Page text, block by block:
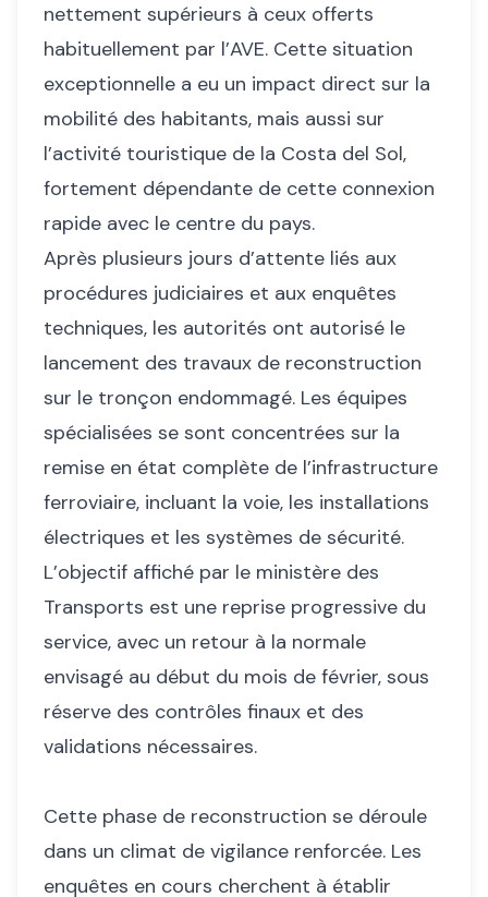
nettement supérieurs à ceux offerts
habituellement par l’AVE. Cette situation
exceptionnelle a eu un impact direct sur la
mobilité des habitants, mais aussi sur
l’activité touristique de la Costa del Sol,
fortement dépendante de cette connexion
rapide avec le centre du pays.
Après plusieurs jours d’attente liés aux
procédures judiciaires et aux enquêtes
techniques, les autorités ont autorisé le
lancement des travaux de reconstruction
sur le tronçon endommagé. Les équipes
spécialisées se sont concentrées sur la
remise en état complète de l’infrastructure
ferroviaire, incluant la voie, les installations
électriques et les systèmes de sécurité.
L’objectif affiché par le ministère des
Transports est une reprise progressive du
service, avec un retour à la normale
envisagé au début du mois de février, sous
réserve des contrôles finaux et des
validations nécessaires.
Cette phase de reconstruction se déroule
dans un climat de vigilance renforcée. Les
enquêtes en cours cherchent à établir